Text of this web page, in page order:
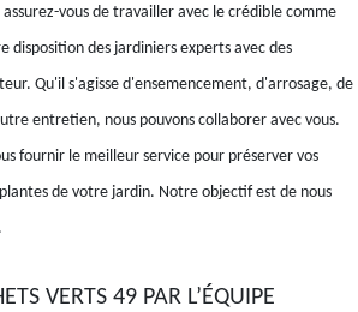
vous de travailler avec le crédible comme
disposition des jardiniers experts avec des
Qu'il s'agisse d'ensemencement, d'arrosage, de
entretien, nous pouvons collaborer avec vous.
fournir le meilleur service pour préserver vos
de votre jardin. Notre objectif est de nous
VERTS 49 PAR L’ÉQUIPE